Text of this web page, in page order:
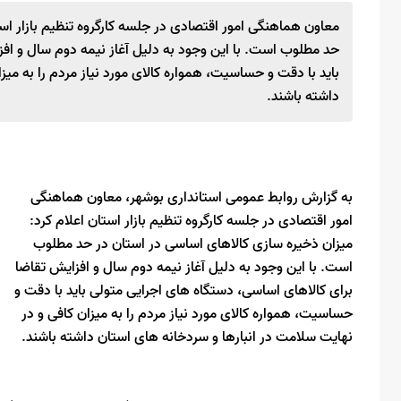
معاون هماهنگی امور اقتصادی در جلسه کارگروه تنظیم بازار
حد مطلوب است. با این وجود به دلیل آغاز نیمه دوم سال و
باید با دقت و حساسیت، همواره کالای مورد نیاز مردم را به
داشته باشند.
به گزارش روابط عمومی استانداری بوشهر، معاون هماهنگی
امور اقتصادی در جلسه کارگروه تنظیم بازار استان اعلام کرد:
میزان ذخیره سازی کالاهای اساسی در استان در حد مطلوب
است. با این وجود به دلیل آغاز نیمه دوم سال و افزایش تقاضا
برای کالاهای اساسی، دستگاه های اجرایی متولی باید با دقت و
حساسیت، همواره کالای مورد نیاز مردم را به میزان کافی و در
نهایت سلامت در انبارها و سردخانه های استان داشته باشند.